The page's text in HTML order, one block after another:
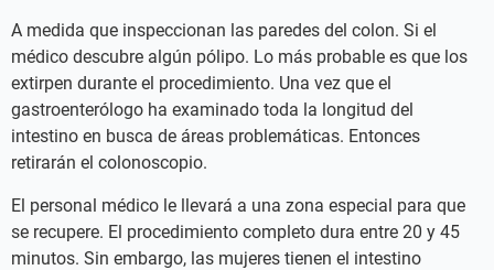
A medida que inspeccionan las paredes del colon. Si el
médico descubre algún pólipo. Lo más probable es que los
extirpen durante el procedimiento. Una vez que el
gastroenterólogo ha examinado toda la longitud del
intestino en busca de áreas problemáticas. Entonces
retirarán el colonoscopio.
El personal médico le llevará a una zona especial para que
se recupere. El procedimiento completo dura entre 20 y 45
minutos. Sin embargo, las mujeres tienen el intestino